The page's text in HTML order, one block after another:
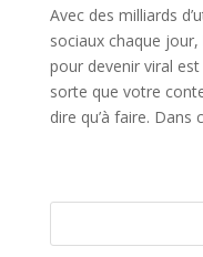
Avec des milliards
sociaux chaque
pour devenir viral
sorte que votre
dire qu’à faire. Dans